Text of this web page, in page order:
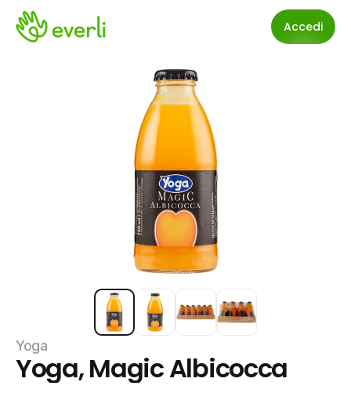
Accedi
Yoga
Yoga, Magic Albicocca